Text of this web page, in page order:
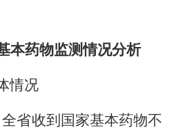
本药物监测情况分析
情况
省收到国家基本药物不